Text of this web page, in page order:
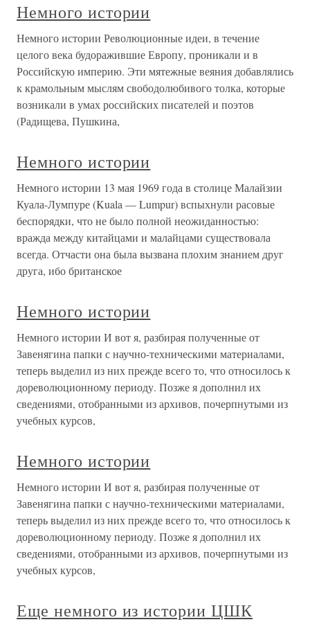
Немного истории
Немного истории Революционные идеи, в течение
целого века будоражившие Европу, проникали и в
Российскую империю. Эти мятежные веяния добавлялись
к крамольным мыслям свободолюбивого толка, которые
возникали в умах российских писателей и поэтов
(Радищева, Пушкина,
Немного истории
Немного истории 13 мая 1969 года в столице Малайзии
Куала-Лумпуре (Kuala — Lumpur) вспыхнули расовые
беспорядки, что не было полной неожиданностью:
вражда между китайцами и малайцами существовала
всегда. Отчасти она была вызвана плохим знанием друг
друга, ибо британское
Немного истории
Немного истории И вот я, разбирая полученные от
Завенягина папки с научно-техническими материалами,
теперь выделил из них прежде всего то, что относилось к
дореволюционному периоду. Позже я дополнил их
сведениями, отобранными из архивов, почерпнутыми из
учебных курсов,
Немного истории
Немного истории И вот я, разбирая полученные от
Завенягина папки с научно-техническими материалами,
теперь выделил из них прежде всего то, что относилось к
дореволюционному периоду. Позже я дополнил их
сведениями, отобранными из архивов, почерпнутыми из
учебных курсов,
Еще немного из истории ЦШК